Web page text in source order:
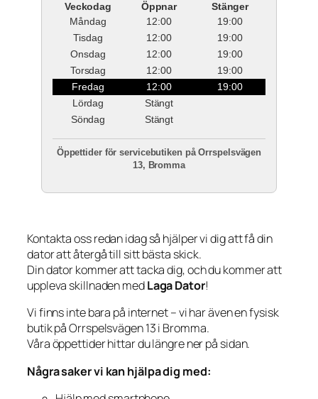
Veckodag Öppnar
Stänger
Måndag
12:00
19:00
Tisdag
12:00
19:00
Onsdag
12:00
19:00
Torsdag
12:00
19:00
Fredag
12:00
19:00
Lördag
Stängt
Söndag
Stängt
Öppettider för servicebutiken på Orrspelsvägen
13, Bromma
Kontakta oss redan idag så hjälper vi dig att få din
dator att återgå till sitt bästa skick.
Din dator kommer att tacka dig, och du kommer att
uppleva skillnaden medLaga Dator!
Vi finns inte bara på internet – vi har även en fysisk
butik på Orrspelsvägen 13 i Bromma.
Våra öppettider hittar du längre ner på sidan.
Några saker vi kan hjälpa dig med: